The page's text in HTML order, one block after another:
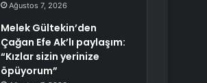
Ağustos 7, 2026
Melek Gültekin’den
Çağan Efe Ak’lı paylaşım:
“Kızlar sizin yerinize
öpüyorum”